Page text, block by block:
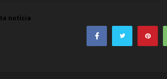
noticia